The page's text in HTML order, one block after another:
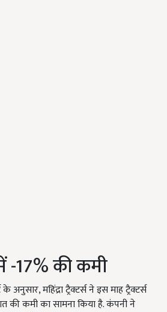
में -17% की कमी
अनुसार, महिंद्रा ट्रैक्टर्स ने इस माह ट्रैक्टर्स
की कमी का सामना किया है. कंपनी ने